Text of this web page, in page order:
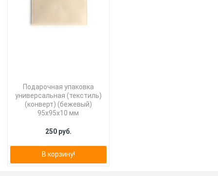
Подарочная упаковка
универсальная (текстиль)
(конверт) (бежевый)
95х95х10 мм
250 руб.
В корзину!